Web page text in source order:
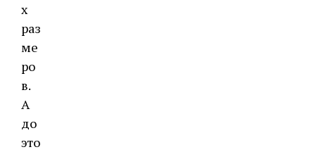
х
раз
ме
ро
в.
А
до
это